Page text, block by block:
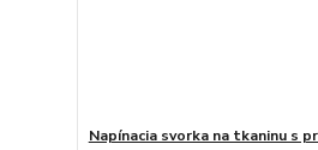
Napínacia svorka na tkaninu s